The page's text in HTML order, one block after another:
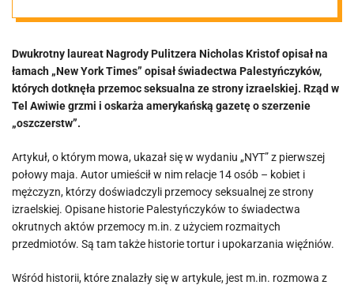
Ujawniono
szokujące
szczegóły
przemocy
wobec
Palestyńczyków
Dwukrotny laureat Nagrody Pulitzera Nicholas Kristof opisał na
łamach „New York Times” opisał świadectwa Palestyńczyków,
których dotknęła przemoc seksualna ze strony izraelskiej. Rząd w
Tel Awiwie grzmi i oskarża amerykańską gazetę o szerzenie
„oszczerstw”.
Artykuł, o którym mowa, ukazał się w wydaniu „NYT” z pierwszej
połowy maja. Autor umieścił w nim relacje 14 osób – kobiet i
mężczyzn, którzy doświadczyli przemocy seksualnej ze strony
izraelskiej. Opisane historie Palestyńczyków to świadectwa
okrutnych aktów przemocy m.in. z użyciem rozmaitych
przedmiotów. Są tam także historie tortur i upokarzania więźniów.
Wśród historii, które znalazły się w artykule, jest m.in. rozmowa z